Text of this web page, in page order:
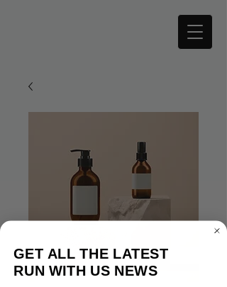
GET ALL THE LATEST
RUN WITH US NEWS